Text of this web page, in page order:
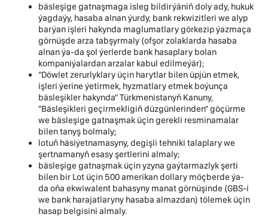
bäsleşige gatnaşmaga isleg bildirýäniň doly ady, hukuk
ýagdaýy, hasaba alnan ýurdy, bank rekwizitleri we alyp
barýan işleri hakynda maglumatlary görkezip ýazmaça
görnüşde arza tabşyrmaly (ofşor zolaklarda hasaba
alnan ýa-da şol ýerlerde bank hasaplary bolan
kompaniýalardan arzalar kabul edilmeýär);
"Döwlet zerurlyklary üçin harytlar bilen üpjün etmek,
işleri ýerine ýetirmek, hyzmatlary etmek boýunça
bäsleşikler hakynda" Türkmenistanyň Kanuny,
"Bäsleşikleri geçirmekligiň düzgünlerinden" göçürme
we bäsleşige gatnaşmak üçin gerekli resminamalar
bilen tanyş bolmaly;
lotuň häsiýetnamasyny, degişli tehniki talaplary we
şertnamanyň esasy şertlerini almaly;
bäsleşige gatnaşmak üçin yzyna gaýtarmazlyk şerti
bilen bir Lot üçin 500 amerikan dollary möçberde ýa-
da oňa ekwiwalent bahasyny manat görnüşinde (GBS-i
we bank harajatlaryny hasaba almazdan) tölemek üçin
hasap belgisini almaly.